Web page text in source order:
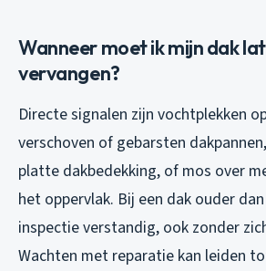
Wanneer moet ik mijn dak
vervangen?
Directe signalen zijn vochtplekken
verschoven of gebarsten
platte dakbedekking, of mos over
het oppervlak. Bij een dak ouder
inspectie verstandig, ook zonder
Wachten met reparatie kan leiden